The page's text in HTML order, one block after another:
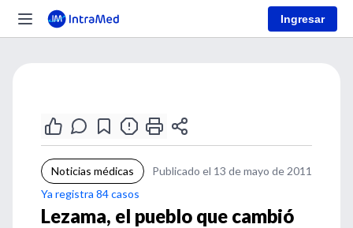
Ingresar
Noticias médicas
Publicado el 13 de mayo de 2011
Ya registra 84 casos
Lezama, el pueblo que cambió